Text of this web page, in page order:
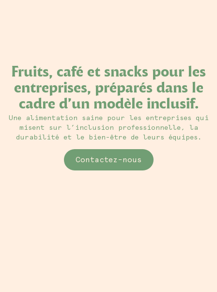
Fruits, café et snacks pour les
entreprises, préparés dans le
cadre d’un modèle inclusif.
Une alimentation saine pour les entreprises qui
misent sur l’inclusion professionnelle, la
durabilité et le bien-être de leurs équipes.
Contactez-nous